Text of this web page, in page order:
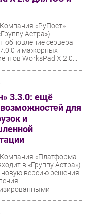
Компания «РуПост»
Астра»)
обновление сервера
и мажорных
WorksPad X 2.0...
3.3.0: ещё
для
и
Компания «Платформа
в «Группу Астра»)
новую версию решения